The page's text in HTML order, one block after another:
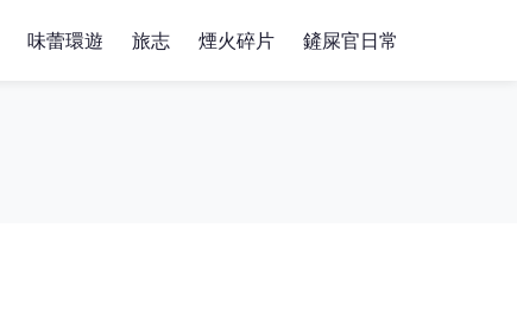
味蕾環遊 旅志 煙火碎片 鏟屎官日常